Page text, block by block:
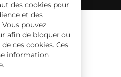
interactive
des cookies pour
et des
pouvez
afin de bloquer ou
ces cookies. Ces
information